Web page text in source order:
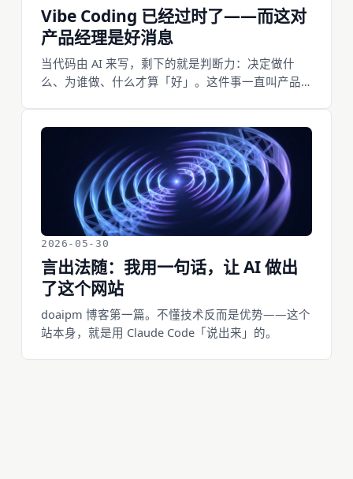
Vibe Coding 已经过时了——而这对
产品经理是好消息
当代码由 AI 来写，剩下的就是判断力：决定做什
么、为谁做、什么才算「好」。这件事一直叫产品
2026-05-30
言出法随：我用一句话，让 AI 做出
了这个网站
doaipm 博客第一篇。不懂技术反而是优势——这个
站本身，就是用 Claude Code「说出来」的。